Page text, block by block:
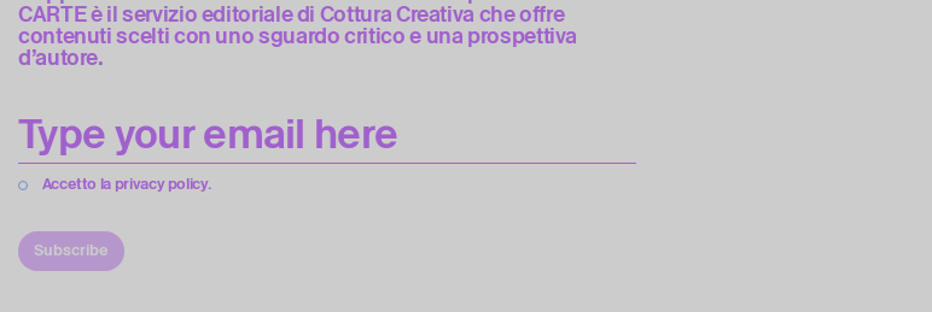
CARTE è il servizio editoriale di Cottura Creativa che offre
contenuti scelti con uno sguardo critico e una prospettiva
d’autore.
Accetto la privacy policy.
Subscribe